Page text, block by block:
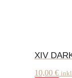
XIV
10,00 €